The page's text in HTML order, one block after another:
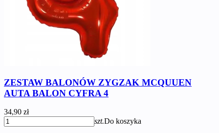
ZESTAW BALONÓW ZYGZAK MCQUUEN
AUTA BALON CYFRA 4
34,90 zł
szt.Do koszyka